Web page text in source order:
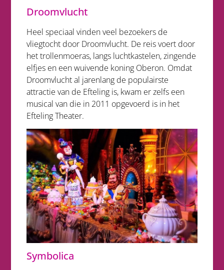
Droomvlucht
Heel speciaal vinden veel bezoekers de
vliegtocht door Droomvlucht. De reis voert door
het trollenmoeras, langs luchtkastelen, zingende
elfjes en een wuivende koning Oberon. Omdat
Droomvlucht al jarenlang de populairste
attractie van de Efteling is, kwam er zelfs een
musical van die in 2011 opgevoerd is in het
Efteling Theater.
Symbolica